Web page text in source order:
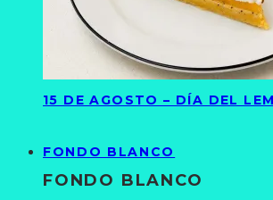
15 DE AGOSTO – DÍA DEL
FONDO BLANCO
FONDO BLANCO